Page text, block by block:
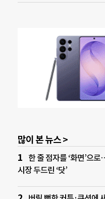
많이 본 뉴스 >
한 줄 점자를 ‘화면’으
시장 두드린 ‘닷’